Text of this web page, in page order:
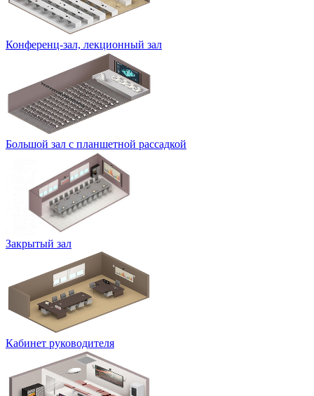
Конференц-зал, лекционный зал
Большой зал с планшетной рассадкой
Закрытый зал
Кабинет руководителя